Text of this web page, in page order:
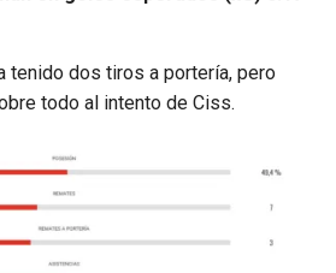
tenido dos tiros a portería, pero
todo al intento de Ciss.